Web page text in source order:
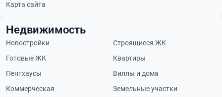
Карта сайта
Недвижимость
Новостройки
Строящиеся ЖК
Готовые ЖК
Квартиры
Пентхаусы
Виллы и дома
Коммерческая
Земельные участки